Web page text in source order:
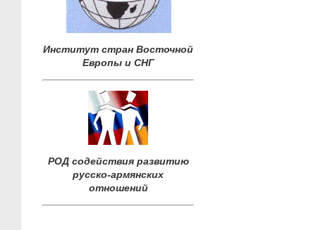
Институт стран Восточной
Европы и СНГ
РОД содействия развитию
русско-армянских
отношений